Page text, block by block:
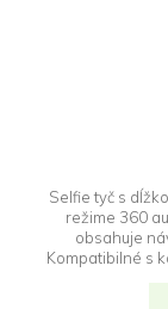
Selfie tyč s
režime 360
obsahuje
Kompatibilné s